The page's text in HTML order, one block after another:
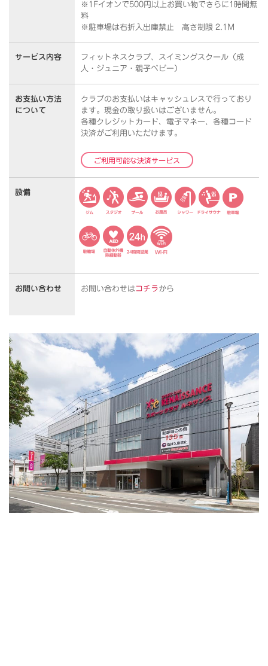
※1Fイオンで500円以上お買い物でさらに1時間無
料
※駐車場は右折入出庫禁止 高さ制限 2.1M
サービス内容
フィットネスクラブ、スイミングスクール（成
人・ジュニア・親子ベビー）
お支払い方法
について
クラブのお支払いはキャッシュレスで行っており
ます。 現金の取り扱いはございません。
各種クレジットカード、電子マネー、各種コード
決済がご利用いただけます。
ご利用可能な決済サービス
設備
お問い合わせ お問い合わせはコチラから